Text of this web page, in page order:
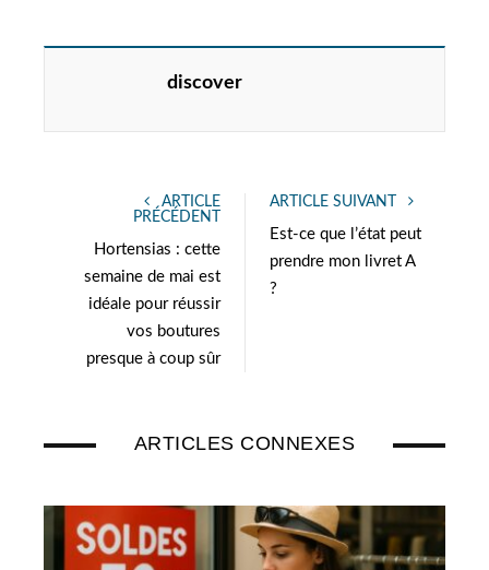
discover
ARTICLE
PRÉCÉDENT
Hortensias : cette
semaine de mai est
idéale pour réussir
vos boutures
presque à coup sûr
ARTICLE SUIVANT
Est-ce que l’état peut
prendre mon livret A
?
ARTICLES CONNEXES